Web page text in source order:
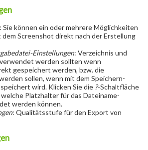
: Sie können ein oder mehrere Möglichkeiten
dem Screenshot direkt nach der Erstellung
Einstellungen: Verzeichnis und
werden sollten wenn
gespeichert werden, bzw. die
sollen, wenn mit dem Speichern-
wird. Klicken Sie die ?-Schaltfläche
Platzhalter für das Dateiname-
werden können.
: Qualitätsstufe für den Export von